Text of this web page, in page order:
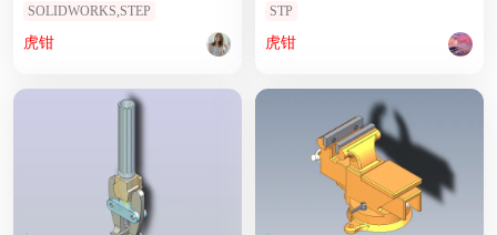
SOLIDWORKS,STEP
虎钳
STP
虎钳